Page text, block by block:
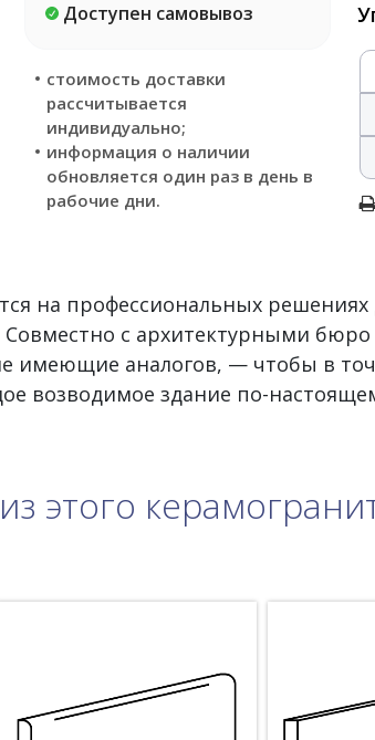
Доступен самовывоз
стоимость доставки
рассчитывается
индивидуально;
информация о наличии
обновляется один раз в день в
рабочие дни.
на профессиональных решениях
с архитектурными бюро
имеющие аналогов, — чтобы в
возводимое здание по-
этого